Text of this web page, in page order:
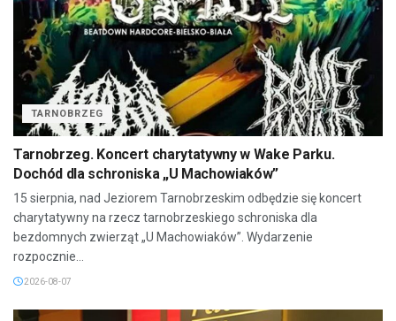
TARNOBRZEG
Tarnobrzeg. Koncert charytatywny w Wake Parku.
Dochód dla schroniska „U Machowiaków”
15 sierpnia, nad Jeziorem Tarnobrzeskim odbędzie się koncert
charytatywny na rzecz tarnobrzeskiego schroniska dla
bezdomnych zwierząt „U Machowiaków”. Wydarzenie
rozpocznie...
2026-08-07